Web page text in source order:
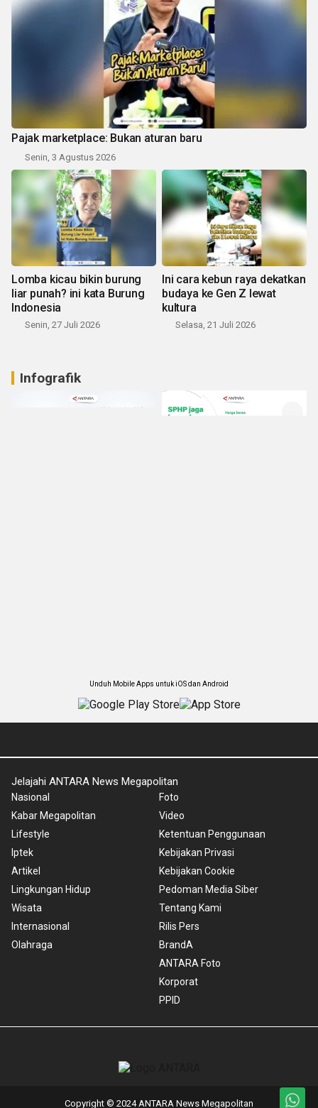
Pajak marketplace: Bukan aturan baru
Senin, 3 Agustus 2026
Lomba kicau bikin burung
liar punah? ini kata Burung
Indonesia
Senin, 27 Juli 2026
Ini cara kebun raya dekatkan
budaya ke Gen Z lewat
kultura
Selasa, 21 Juli 2026
Infografik
Unduh Mobile Apps untuk iOS dan Android
Jelajahi ANTARA News Megapolitan
Nasional
Kabar Megapolitan
Lifestyle
Iptek
Artikel
Lingkungan Hidup
Wisata
Internasional
Olahraga
Foto
Video
Ketentuan Penggunaan
Kebijakan Privasi
Kebijakan Cookie
Pedoman Media Siber
Tentang Kami
Rilis Pers
BrandA
ANTARA Foto
Korporat
PPID
Copyright © 2024 ANTARA News Megapolitan